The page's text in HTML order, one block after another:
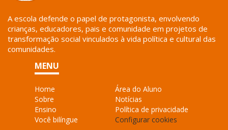
A escola defende o papel de protagonista, envolvendo
crianças, educadores, pais e comunidade em projetos de
transformação social vinculados à vida política e cultural das
comunidades.
MENU
Home
Sobre
Ensino
Você bilíngue
Área do Aluno
Notícias
Política de privacidade
Configurar cookies